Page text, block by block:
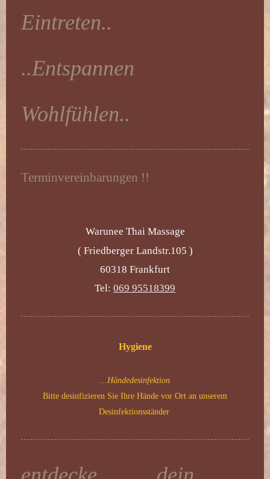
Eintreten..
..Entspannen
Wohlfühlen..
Terminvereinbarungen !!
Warunee Thai Massage
( Friedberger Landstr.105 )
60318 Frankfurt
Tel: 069 95518399
Hygiene
...Händedesinfektion
Bitte desinfizieren Sie Ihre Hände vor Ort an unserem
Desinfektionsständer